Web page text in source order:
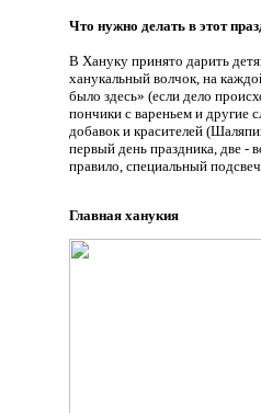
Что нужно делать в этот
В Хануку принято дарить
ханукальный волчок, на
было здесь» (если дело
пончики с вареньем и другие
добавок и красителей
первый день праздника, две -
правило, специальный
Главная ханукия